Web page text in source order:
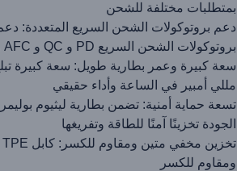
بمتطلبات مختلفة للشحن
دعم بروتوكولات الشحن السريع المتعددة:
بروتوكولات الشحن السريع PD و QC و AFC و SCP
مللي أمبير في الساعة وأداء حقيقي
تسعة حماية أمنية: تضمن بطارية ليثيوم
الجودة تخزينًا آمنًا للطاقة وتفريغها
ومقاوم للكسر